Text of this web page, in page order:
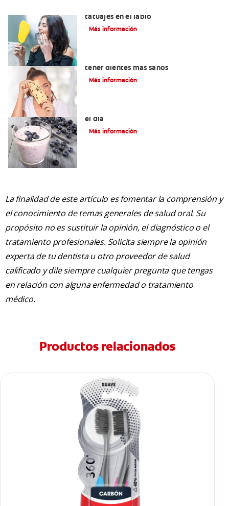
tatuajes en el labio
Más información
tener dientes más sanos
Más información
el día
Más información
La finalidad de este artículo es fomentar la comprensión y
el conocimiento de temas generales de salud oral. Su
propósito no es sustituir la opinión, el diagnóstico o el
tratamiento profesionales. Solicita siempre la opinión
experta de tu dentista u otro proveedor de salud
calificado y dile siempre cualquier pregunta que tengas
en relación con alguna enfermedad o tratamiento
médico.
Productos relacionados